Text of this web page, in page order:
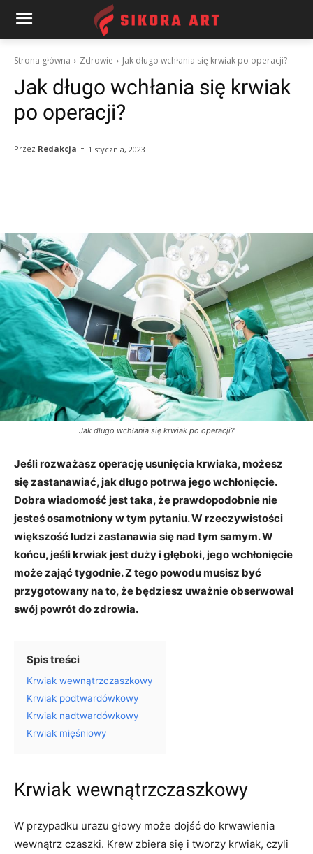
Strona główna Zdrowie Jak długo wchłania się krwiak po operacji?
Jak długo wchłania się krwiak
po operacji?
Przez Redakcja - 1 stycznia, 2023
Jak długo wchłania się krwiak po operacji?
Jeśli rozważasz operację usunięcia krwiaka, możesz
się zastanawiać, jak długo potrwa jego wchłonięcie.
Dobra wiadomość jest taka, że prawdopodobnie nie
jesteś osamotniony w tym pytaniu. W rzeczywistości
większość ludzi zastanawia się nad tym samym. W
końcu, jeśli krwiak jest duży i głęboki, jego wchłonięcie
może zająć tygodnie. Z tego powodu musisz być
przygotowany na to, że będziesz uważnie obserwował
swój powrót do zdrowia.
Spis treści
Krwiak wewnątrzczaszkowy
Krwiak podtwardówkowy
Krwiak nadtwardówkowy
Krwiak mięśniowy
Krwiak wewnątrzczaszkowy
W przypadku urazu głowy może dojść do krwawienia
wewnątrz czaszki. Krew zbiera się i tworzy krwiak, czyli